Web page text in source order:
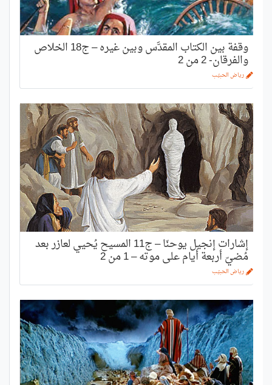
وقفة بين الكتاب المقدَّس وبين غيره – ج18 الخلاص
والفرقان- 2 من 2
رياض الحبيّب
إشارات إنجيل يوحنّا – ج11 المسيح يُحيي لعازر بعد
مُضيّ أربعة أيام على موته – 1 من 2
رياض الحبيّب